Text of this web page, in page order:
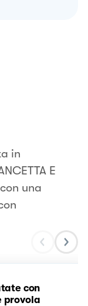
in
E
una
con
provola